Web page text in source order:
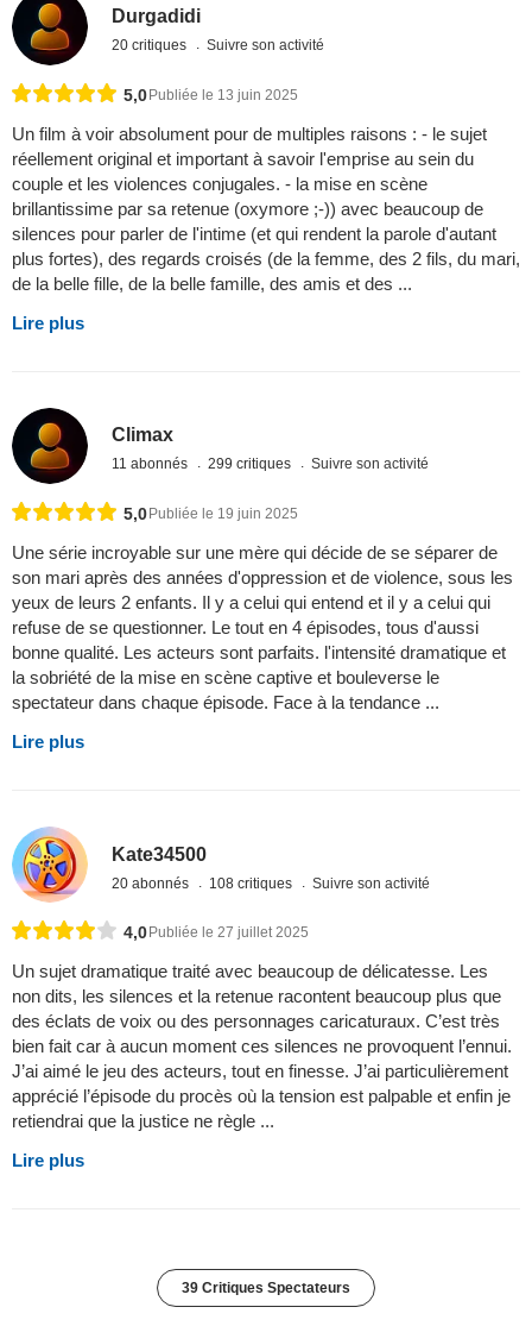
Durgadidi
20 critiques Suivre son activité
5,0Publiée le 13 juin 2025
Un film à voir absolument pour de multiples raisons : - le sujet
réellement original et important à savoir l'emprise au sein du
couple et les violences conjugales. - la mise en scène
brillantissime par sa retenue (oxymore ;-)) avec beaucoup de
silences pour parler de l'intime (et qui rendent la parole d'autant
plus fortes), des regards croisés (de la femme, des 2 fils, du mari,
de la belle fille, de la belle famille, des amis et des ...
Lire plus
Climax
11 abonnés 299 critiques Suivre son activité
5,0 Publiée le 19 juin 2025
Une série incroyable sur une mère qui décide de se séparer de
son mari après des années d'oppression et de violence, sous les
yeux de leurs 2 enfants. Il y a celui qui entend et il y a celui qui
refuse de se questionner. Le tout en 4 épisodes, tous d'aussi
bonne qualité. Les acteurs sont parfaits. l'intensité dramatique et
la sobriété de la mise en scène captive et bouleverse le
spectateur dans chaque épisode. Face à la tendance ...
Lire plus
Kate34500
20 abonnés 108 critiques Suivre son activité
4,0 Publiée le 27 juillet 2025
Un sujet dramatique traité avec beaucoup de délicatesse. Les
non dits, les silences et la retenue racontent beaucoup plus que
des éclats de voix ou des personnages caricaturaux. C’est très
bien fait car à aucun moment ces silences ne provoquent l’ennui.
J’ai aimé le jeu des acteurs, tout en finesse. J’ai particulièrement
apprécié l’épisode du procès où la tension est palpable et enfin je
retiendrai que la justice ne règle ...
Lire plus
39 Critiques Spectateurs